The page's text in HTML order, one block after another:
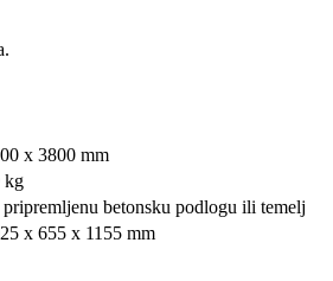
x 3800 mm
kg
pripremljenu betonsku podlogu ili temelj
x 655 x 1155 mm